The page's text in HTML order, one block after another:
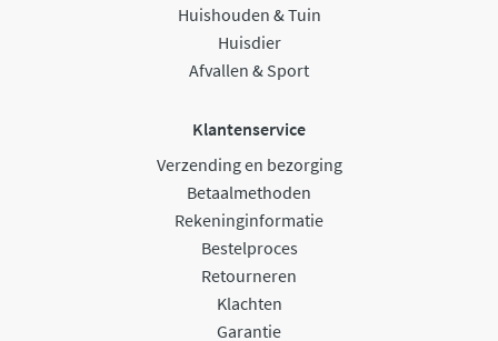
Huishouden & Tuin
Huisdier
Afvallen & Sport
Klantenservice
Verzending en bezorging
Betaalmethoden
Rekeninginformatie
Bestelproces
Retourneren
Klachten
Garantie